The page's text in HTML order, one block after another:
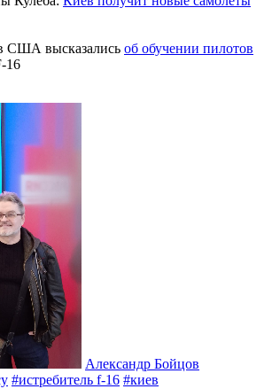
США высказались об обучении пилотов
16
Александр Бойцов
#истребитель f-16 #киев